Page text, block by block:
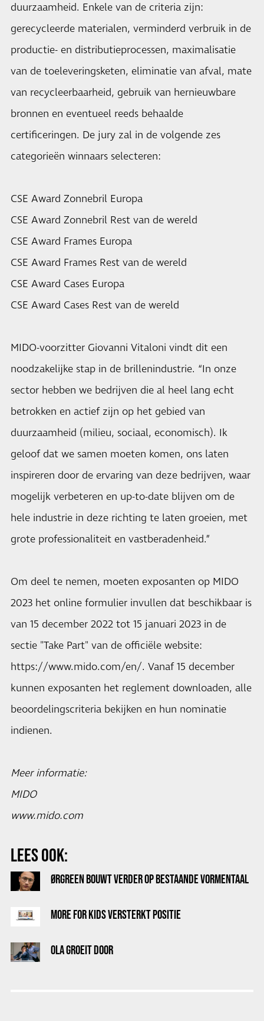
duurzaamheid. Enkele van de criteria zijn:
gerecycleerde materialen, verminderd verbruik in de
productie- en distributieprocessen, maximalisatie
van de toeleveringsketen, eliminatie van afval, mate
van recycleerbaarheid, gebruik van hernieuwbare
bronnen en eventueel reeds behaalde
certificeringen. De jury zal in de volgende zes
categorieën winnaars selecteren:
CSE Award Zonnebril Europa
CSE Award Zonnebril Rest van de wereld
CSE Award Frames Europa
CSE Award Frames Rest van de wereld
CSE Award Cases Europa
CSE Award Cases Rest van de wereld
MIDO-voorzitter Giovanni Vitaloni vindt dit een
noodzakelijke stap in de brillenindustrie. “In onze
sector hebben we bedrijven die al heel lang echt
betrokken en actief zijn op het gebied van
duurzaamheid (milieu, sociaal, economisch). Ik
geloof dat we samen moeten komen, ons laten
inspireren door de ervaring van deze bedrijven, waar
mogelijk verbeteren en up-to-date blijven om de
hele industrie in deze richting te laten groeien, met
grote professionaliteit en vastberadenheid.”
Om deel te nemen, moeten exposanten op MIDO
2023 het online formulier invullen dat beschikbaar is
van 15 december 2022 tot 15 januari 2023 in de
sectie "Take Part" van de officiële website:
https://www.mido.com/en/. Vanaf 15 december
kunnen exposanten het reglement downloaden, alle
beoordelingscriteria bekijken en hun nominatie
indienen.
Meer informatie:
MIDO
www.mido.com
LEES OOK:
ØRGREEN BOUWT VERDER OP BESTAANDE VORMENTAAL
MORE FOR KIDS VERSTERKT POSITIE
OLA GROEIT DOOR